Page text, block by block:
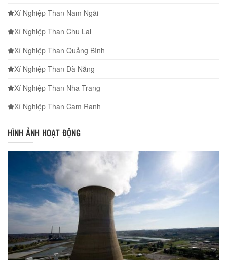
Xí Nghiệp Than Nam Ngãi
Xí Nghiệp Than Chu Lai
Xí Nghiệp Than Quảng Bình
Xí Nghiệp Than Đà Nẵng
Xí Nghiệp Than Nha Trang
Xí Nghiệp Than Cam Ranh
HÌNH ẢNH HOẠT ĐỘNG